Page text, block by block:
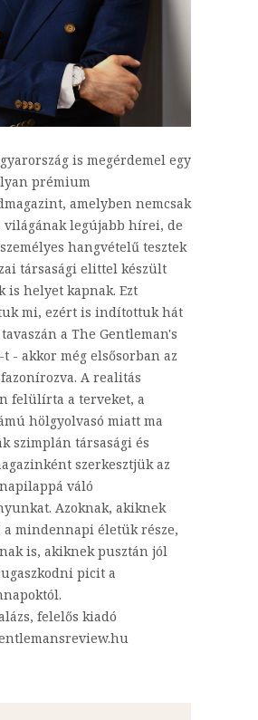
is megérdemel egy
prémium
amelyben nemcsak
világának legújabb hírei, de
hangvételű tesztek
társasági elittel készült
is helyet kapnak. Ezt
mi, ezért is indítottuk hát
a The Gentleman's
t - akkor még elsősorban az
A realitás
felülírta a terveket, a
hölgyolvasó miatt ma
szimplán társasági és
szerkesztjük az
váló
Azoknak, akiknek
a mindennapi életük része,
is, akiknek pusztán jól
picit a
felelős kiadó